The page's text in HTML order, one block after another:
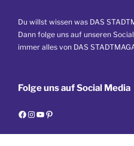
Du willst wissen was DAS
Dann folge uns auf unseren
immer alles von DAS
Folge uns auf Social Media
F
a
I
n
Y
o
P
i